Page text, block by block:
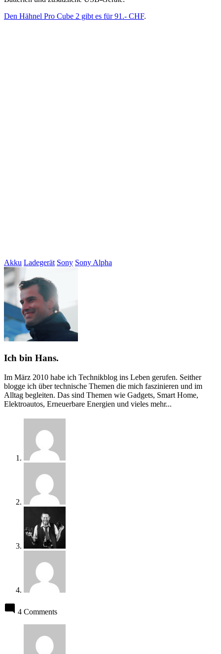
Den Hähnel Pro Cube 2 gibt es für 91.- CHF.
Akku Ladegerät Sony Sony Alpha
Ich bin Hans.
Im März 2010 habe ich Technikblog ins Leben gerufen. Seither
blogge ich über technische Themen die mich faszinieren und im
Alltag begleiten. Das sind Themen wie Gadgets, Smart Home,
Elektroautos, Erneuerbare Energien und vieles mehr...
4 Comments